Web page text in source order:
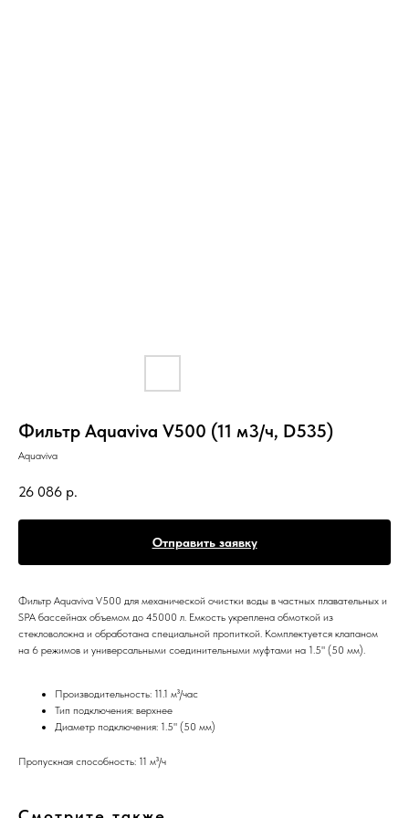
Фильтр Aquaviva V500 (11 м3/ч, D535)
Aquaviva
26 086 р.
Отправить заявку
Фильтр Aquaviva V500 для механической очистки воды в частных плавательных и
SPA бассейнах объемом до 45000 л. Емкость укреплена обмоткой из
стекловолокна и обработана специальной пропиткой. Комплектуется клапаном
на 6 режимов и универсальными соединительными муфтами на 1.5" (50 мм).
Производительность: 11.1 м³/час
Тип подключения: верхнее
Диаметр подключения: 1.5" (50 мм)
Пропускная способность: 11 м³/ч